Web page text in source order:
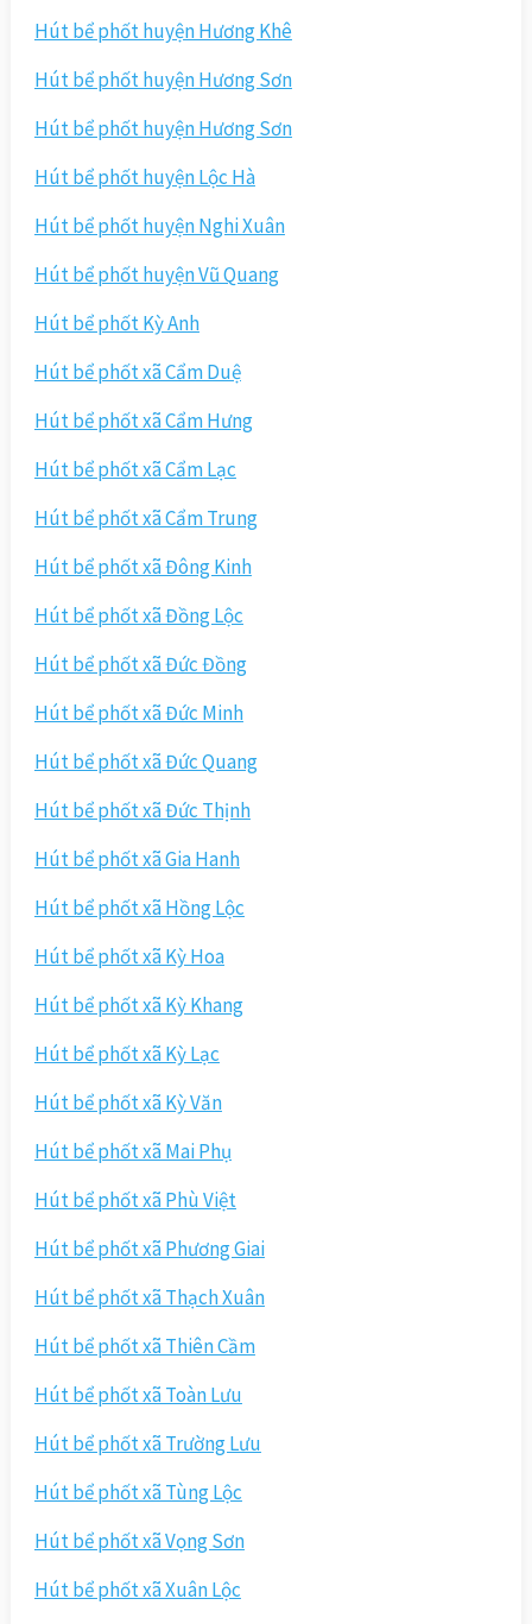
Hút bể phốt huyện Hương Khê
Hút bể phốt huyện Hương Sơn
Hút bể phốt huyện Hương Sơn
Hút bể phốt huyện Lộc Hà
Hút bể phốt huyện Nghi Xuân
Hút bể phốt huyện Vũ Quang
Hút bể phốt Kỳ Anh
Hút bể phốt xã Cẩm Duệ
Hút bể phốt xã Cẩm Hưng
Hút bể phốt xã Cẩm Lạc
Hút bể phốt xã Cẩm Trung
Hút bể phốt xã Đông Kinh
Hút bể phốt xã Đồng Lộc
Hút bể phốt xã Đức Đồng
Hút bể phốt xã Đức Minh
Hút bể phốt xã Đức Quang
Hút bể phốt xã Đức Thịnh
Hút bể phốt xã Gia Hanh
Hút bể phốt xã Hồng Lộc
Hút bể phốt xã Kỳ Hoa
Hút bể phốt xã Kỳ Khang
Hút bể phốt xã Kỳ Lạc
Hút bể phốt xã Kỳ Văn
Hút bể phốt xã Mai Phụ
Hút bể phốt xã Phù Việt
Hút bể phốt xã Phương Giai
Hút bể phốt xã Thạch Xuân
Hút bể phốt xã Thiên Cầm
Hút bể phốt xã Toàn Lưu
Hút bể phốt xã Trường Lưu
Hút bể phốt xã Tùng Lộc
Hút bể phốt xã Vọng Sơn
Hút bể phốt xã Xuân Lộc